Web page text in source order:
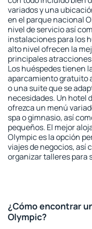
variados y una
en el parque nacional
nivel de servicio así
instalaciones para los
alto nivel ofrecen la
principales
Los huéspedes tienen
aparcamiento gratuito
o una suite que se
necesidades. Un hotel
ofrezca un menú
spa o gimnasio, así
pequeños. El mejor
Olympic es la opción
viajes de negocios, así
organizar talleres para
¿Cómo encontrar
Olympic?